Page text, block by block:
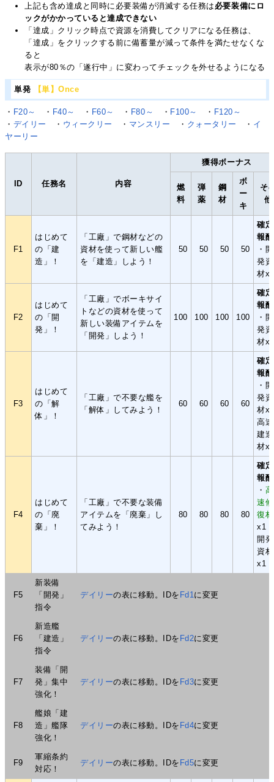
上記も含め達成と同時に必要装備が消滅する任務は 必要装備にロ
ックがかかっていると達成できない
「達成」クリック時点で資源を消費してクリアになる任務は、
「達成」をクリックする前に備蓄量が減って条件を満たせなくな
ると
表示が80％の「遂行中」に変わってチェックを外せるようになる
単発 【単】Once
・ F20～ ・ F40～ ・ F60～ ・ F80～ ・ F100～ ・ F120～
・ デイリー ・ ウィークリー ・ マンスリー ・ クォータリー ・ イ
ヤーリー
ID 任務名 内容
獲得ボーナス
燃
料
弾
薬
鋼
材
ボ
ー
キ
そ
他
F1
はじめて
の「建
造」！
「工廠」で鋼材などの
資材を使って新しい艦
を「建造」しよう！
50 50 50 50
確定
報酬
・開
発資
材x1
F2
はじめて
の「開
発」！
「工廠」でボーキサイ
トなどの資材を使って
新しい装備アイテムを
「開発」しよう！
100 100 100 100
確定
報酬
・開
発資
材x1
F3
はじめて
の「解
体」！
「工廠」で不要な艦を
「解体」してみよう！
60 60 60 60
確定
報酬
・開
発資
材x1
高速
建造
材x1
F4
はじめて
の「廃
棄」！
「工廠」で不要な装備
アイテムを「廃棄」し
てみよう！
80 80 80 80
確定
報酬
・ 高
速修
復材
x1
開発
資材
x1
F5
新装備
「開発」
指令
デイリーの表に移動。IDを Fd1 に変更
F6
新造艦
「建造」
指令
デイリーの表に移動。IDを Fd2に変更
F7
装備「開
発」集中
強化！
デイリーの表に移動。IDを Fd3に変更
F8
艦娘「建
造」艦隊
強化！
デイリーの表に移動。IDを Fd4に変更
F9
軍縮条約
対応！
デイリーの表に移動。IDを Fd5に変更